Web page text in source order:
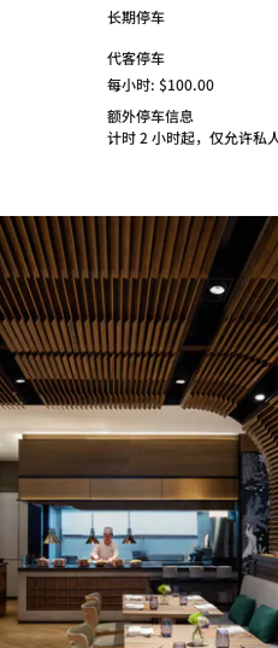
长期停车
代客停车
每小时: $100.00
额外停车信息
计时 2 小时起，仅允许私